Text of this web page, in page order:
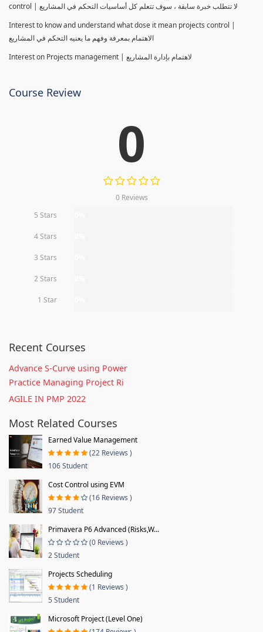
control | لا تتطلب خبرة سابقة ، سوف تتعلم كل أساسيات التحكم في المشاريع
Interest to know and understand what dose it mean projects control |
الاهتمام بمعرفة وفهم ما يعنيه التحكم في المشاريع
Interest on Projects management | لاهتمام بإدارة المشاريع
Course Review
0
0 Reviews
5 Stars
4 Stars
3 Stars
2 Stars
1 Star
Recent Courses
Advance S-Curve using Power
Practice Managing Project Ri
AGILE IN PMP 2022
Most Related Courses
Earned Value Management
(22 Reviews )
106 Student
Cost Control using EVM
(16 Reviews )
97 Student
Primavera P6 Advanced (Risks,W...
(0 Reviews )
2 Student
Projects Scheduling
(1 Reviews )
5 Student
Microsoft Project (Level One)